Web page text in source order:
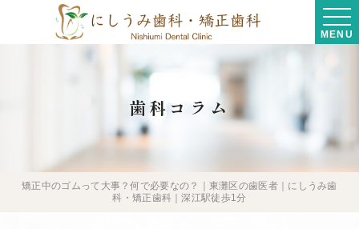
MENU
歯科コラム
矯正中のゴムって大事？何で必要なの？｜東灘区の歯医者｜にしうみ歯
科・矯正歯科｜深江駅徒歩1分